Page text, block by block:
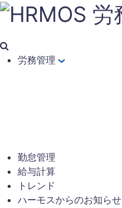
労務管理
勤怠管理
給与計算
トレンド
ハーモスからのお知らせ